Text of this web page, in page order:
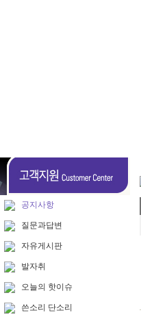
공지사항
질문과답변
자유게시판
발자취
오늘의 핫이슈
쓴소리 단소리